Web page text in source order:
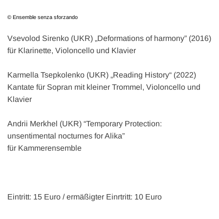
© Ensemble senza sforzando
Vsevolod Sirenko (UKR) „Deformations of harmony” (2016)
für Klarinette, Violoncello und Klavier
Karmella Tsepkolenko (UKR) „Reading History“ (2022)
Kantate für Sopran mit kleiner Trommel, Violoncello und
Klavier
Andrii Merkhel (UKR) “Temporary Protection:
unsentimental nocturnes for Alika”
für Kammerensemble
Eintritt: 15 Euro / ermäßigter Einrtritt: 10 Euro